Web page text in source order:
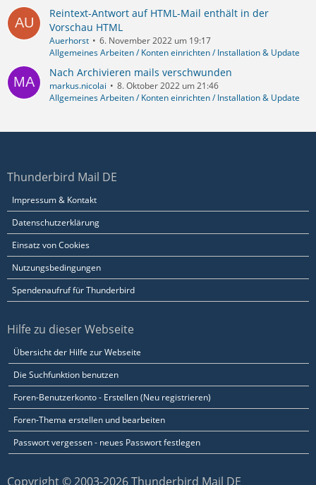
Reintext-Antwort auf HTML-Mail enthält in der
Vorschau HTML
Auerhorst
6. November 2022 um 19:17
Allgemeines Arbeiten / Konten einrichten / Installation & Update
Nach Archivieren mails verschwunden
markus.nicolai
8. Oktober 2022 um 21:46
Allgemeines Arbeiten / Konten einrichten / Installation & Update
Thunderbird Mail DE
Impressum & Kontakt
Datenschutzerklärung
Einsatz von Cookies
Nutzungsbedingungen
Spendenaufruf für Thunderbird
Hilfe zu dieser Webseite
Übersicht der Hilfe zur Webseite
Die Suchfunktion benutzen
Foren-Benutzerkonto - Erstellen (Neu registrieren)
Foren-Thema erstellen und bearbeiten
Passwort vergessen - neues Passwort festlegen
Copyright © 2003-2026 Thunderbird Mail DE